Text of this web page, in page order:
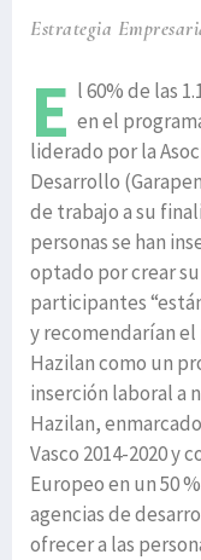
Estrategia
E l 60% de las
en el
liderado por la
Desarrollo
de trabajo a su
personas se han
optado por crear
participantes
y recomendarían el
Hazilan como un
inserción laboral a
Hazilan,
Vasco 2014-2020 y
Europeo en un 50
agencias de
ofrecer a las